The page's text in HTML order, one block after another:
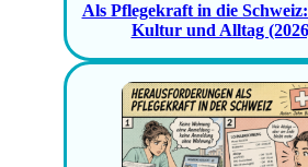
Als Pflegekraft in die
Kultur und Alltag